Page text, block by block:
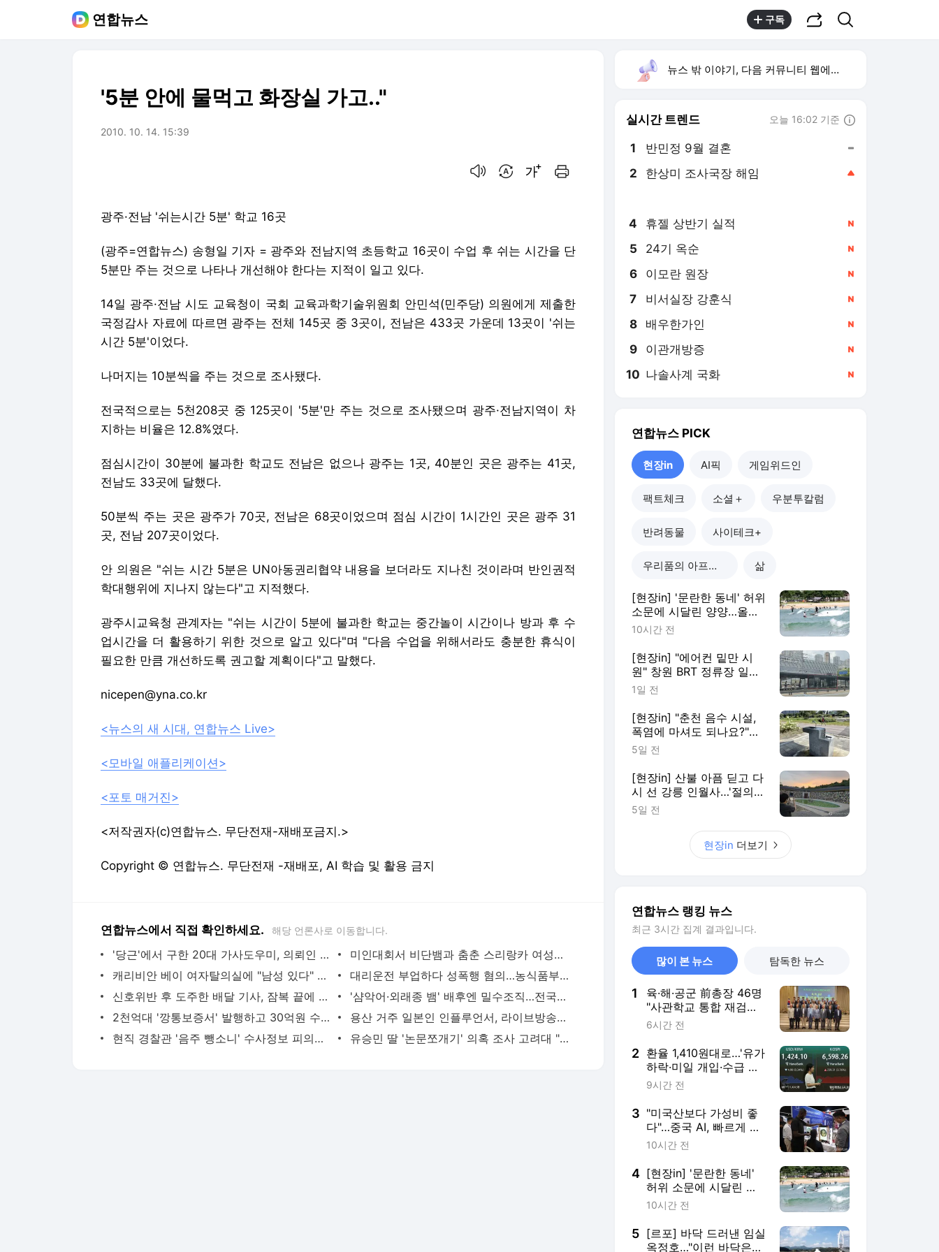
연합뉴스 구독
'5분 안에 물먹고 화장실 가고.."
2010. 10. 14. 15:39
광주·전남 '쉬는시간 5분' 학교 16곳
(광주=연합뉴스) 송형일 기자 = 광주와 전남지역 초등학교 16곳이 수업 후 쉬는 시간을 단
5분만 주는 것으로 나타나 개선해야 한다는 지적이 일고 있다.
14일 광주·전남 시도 교육청이 국회 교육과학기술위원회 안민석(민주당) 의원에게 제출한
국정감사 자료에 따르면 광주는 전체 145곳 중 3곳이, 전남은 433곳 가운데 13곳이 '쉬는
시간 5분'이었다.
나머지는 10분씩을 주는 것으로 조사됐다.
전국적으로는 5천208곳 중 125곳이 '5분'만 주는 것으로 조사됐으며 광주·전남지역이 차
지하는 비율은 12.8%였다.
점심시간이 30분에 불과한 학교도 전남은 없으나 광주는 1곳, 40분인 곳은 광주는 41곳,
전남도 33곳에 달했다.
50분씩 주는 곳은 광주가 70곳, 전남은 68곳이었으며 점심 시간이 1시간인 곳은 광주 31
곳, 전남 207곳이었다.
안 의원은 "쉬는 시간 5분은 UN아동권리협약 내용을 보더라도 지나친 것이라며 반인권적
학대행위에 지나지 않는다"고 지적했다.
광주시교육청 관계자는 "쉬는 시간이 5분에 불과한 학교는 중간놀이 시간이나 방과 후 수
업시간을 더 활용하기 위한 것으로 알고 있다"며 "다음 수업을 위해서라도 충분한 휴식이
필요한 만큼 개선하도록 권고할 계획이다"고 말했다.
nicepen@yna.co.kr
<뉴스의 새 시대, 연합뉴스 Live>
<모바일 애플리케이션>
<포토 매거진>
<저작권자(c)연합뉴스. 무단전재-재배포금지.>
Copyright © 연합뉴스. 무단전재 -재배포, AI 학습 및 활용 금지
연합뉴스에서 직접 확인하세요. 해당 언론사로 이동합니다.
'당근'에서 구한 20대 가사도우미, 의뢰인 모친 유품 훔쳐가 | 연합뉴스
미인대회서 비단뱀과 춤춘 스리랑카 여성…동물학대 벌금형 | 연합뉴스
캐리비안 베이 여자탈의실에 "남성 있다" 신고 | 연합뉴스
대리운전 부업하다 성폭행 혐의…농식품부 산하 기관 직원 구속 | 연합뉴스
신호위반 후 도주한 배달 기사, 잠복 끝에 잡고 보니 수배자 | 연합뉴스
'샴악어·외래종 뱀' 배후엔 밀수조직…전국으로 택배 판매했다(종합) | 연합뉴스
2천억대 '깡통보증서' 발행하고 30억원 수수료 챙긴 유령보험사 | 연합뉴스
용산 거주 일본인 인플루언서, 라이브방송 도중 사망 | 연합뉴스
현직 경찰관 '음주 뺑소니' 수사정보 피의자 지인에 유출 의혹(종합) | 연합뉴스
유승민 딸 '논문쪼개기' 의혹 조사 고려대 "연구부정행위 아냐" | 연합뉴스
뉴스 밖 이야기, 다음 커뮤니티 웹에서 보기
실시간 트렌드 오늘 16:02 기준
1 반민정 9월 결혼
2 한상미 조사국장 해임
4 휴젤 상반기 실적
5 24기 옥순
6 이모란 원장
7 비서실장 강훈식
8 배우한가인
9 이관개방증
10 나솔사계 국화
연합뉴스 PICK
현장in AI픽 게임위드인
팩트체크 소셜＋ 우분투칼럼
반려동물 사이테크+
우리품의 아프리카인 삶
[현장in] '문란한 동네' 허위
소문에 시달린 양양…올여
름 피서객 급증
10시간 전
[현장in] "에어컨 밑만 시
원" 창원 BRT 정류장 일부
이용객 볼멘소리
1일 전
[현장in] "춘천 음수 시설,
폭염에 마셔도 되나요?"…
안내 없어 시민 혼란
5일 전
[현장in] 산불 아픔 딛고 다
시 선 강릉 인월사…'절의
문턱부터 낮췄다'
5일 전
현장in 더보기
연합뉴스 랭킹 뉴스
최근 3시간 집계 결과입니다.
많이 본 뉴스 탐독한 뉴스
1
육·해·공군 前총장 46명
"사관학교 통합 재검토
강력 건의"
6시간 전
2 환율 1,410원대로…'유가
하락·미일 개입·수급 개
선' 영향
9시간 전
3 "미국산보다 가성비 좋
다"…중국 AI, 빠르게 아
프리카 장악중
10시간 전
4 [현장in] '문란한 동네'
허위 소문에 시달린 양
양…올여름 피서객 급증
10시간 전
5 [르포] 바닥 드러낸 임실
옥정호…"이런 바닥은